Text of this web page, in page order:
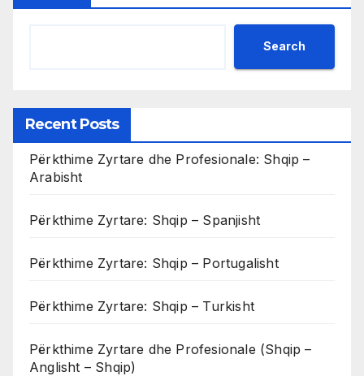
Search
Recent Posts
Përkthime Zyrtare dhe Profesionale: Shqip –
Arabisht
Përkthime Zyrtare: Shqip – Spanjisht
Përkthime Zyrtare: Shqip – Portugalisht
Përkthime Zyrtare: Shqip – Turkisht
Përkthime Zyrtare dhe Profesionale (Shqip –
Anglisht – Shqip)